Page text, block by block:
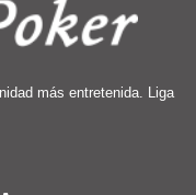
más entretenida. Liga